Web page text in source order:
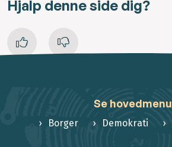
Hjalp denne side dig?
Se hovedmenu
Borger Demokrati